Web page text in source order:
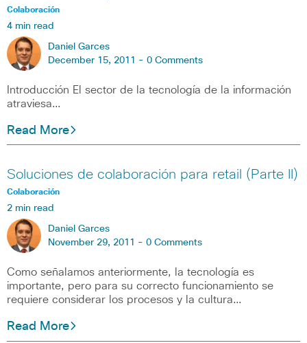
Colaboración
4 min read
Daniel Garces
December 15, 2011 - 0 Comments
Introducción El sector de la tecnología de la información
atraviesa…
Read More
Soluciones de colaboración para retail (Parte II)
Colaboración
2 min read
Daniel Garces
November 29, 2011 - 0 Comments
Como señalamos anteriormente, la tecnología es
importante, pero para su correcto funcionamiento se
requiere considerar los procesos y la cultura…
Read More